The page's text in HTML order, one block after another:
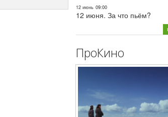
12 июнь 09:00
12 июня. За что пьём?
ПроКино